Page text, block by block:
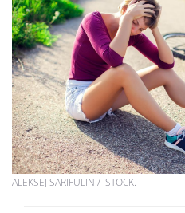
ALEKSEJ SARIFULIN / ISTOCK.